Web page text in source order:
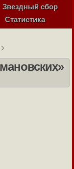
Звездный сбор
Статистика